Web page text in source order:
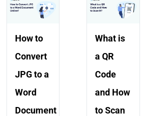
How to
Convert
JPG to a
Word
Document
What is
a QR
Code
and How
to Scan